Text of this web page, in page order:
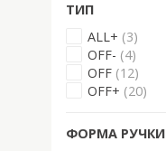
ТИП
ALL+ (3)
OFF- (4)
OFF (12)
OFF+ (20)
ФОРМА РУЧКИ